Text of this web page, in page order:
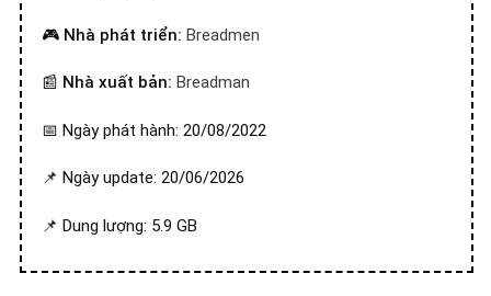
🎮 Nhà phát triển: Breadmen
📰 Nhà xuất bản: Breadman
📅 Ngày phát hành: 20/08/2022
📌 Ngày update: 20/06/2026
📌 Dung lượng: 5.9 GB